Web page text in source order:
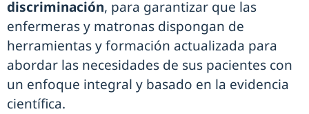
discriminación, para garantizar que las
enfermeras y matronas dispongan de
herramientas y formación actualizada para
abordar las necesidades de sus pacientes con
un enfoque integral y basado en la evidencia
científica.